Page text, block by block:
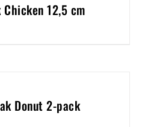
12,5 cm
Donut 2-pack